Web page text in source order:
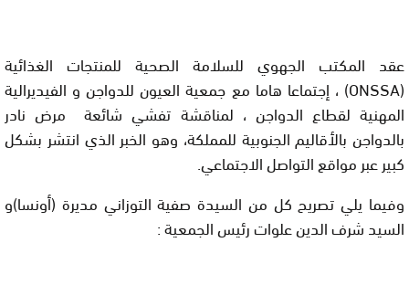
عقد المكتب الجهوي للسلامة الصحية للمنتجات الغذائية
(ONSSA) ، إجتماعا هاما مع جمعية العيون للدواجن و الفيديرالية
المهنية لقطاع الدواجن ، لمناقشة تفشي شائعة مرض نادر
بالدواجن بالأقاليم الجنوبية للمملكة، وهو الخبر الذي انتشر بشكل
كبير عبر مواقع التواصل الاجتماعي.
وفيما يلي تصريح كل من السيدة صفية التوزاني مديرة (أونسا)و
السيد شرف الدين علوات رئيس الجمعية :